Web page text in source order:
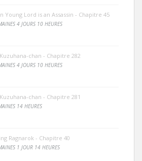
Young Lord is an Assassin - Chapitre 45
4 JOURS 10 HEURES
chan - Chapitre 282
4 JOURS 10 HEURES
chan - Chapitre 281
14 HEURES
Ragnarok - Chapitre 40
1 JOUR 14 HEURES